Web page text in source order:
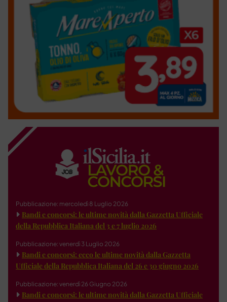
Pubblicazione: mercoledì 8 Luglio 2026
Bandi e concorsi: le ultime novità dalla Gazzetta Ufficiale
della Repubblica Italiana del 3 e 7 luglio 2026
Pubblicazione: venerdì 3 Luglio 2026
Bandi e concorsi: ecco le ultime novità dalla Gazzetta
Ufficiale della Repubblica Italiana del 26 e 30 giugno 2026
Pubblicazione: venerdì 26 Giugno 2026
Bandi e concorsi: le ultime novità dalla Gazzetta Ufficiale